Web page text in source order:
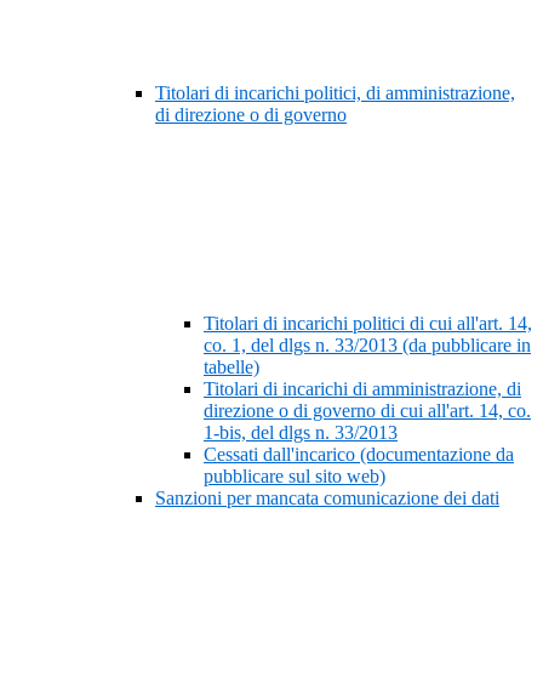
Titolari di incarichi politici, di amministrazione,
di direzione o di governo
Titolari di incarichi politici di cui all'art. 14,
co. 1, del dlgs n. 33/2013 (da pubblicare in
tabelle)
Titolari di incarichi di amministrazione, di
direzione o di governo di cui all'art. 14, co.
1-bis, del dlgs n. 33/2013
Cessati dall'incarico (documentazione da
pubblicare sul sito web)
Sanzioni per mancata comunicazione dei dati